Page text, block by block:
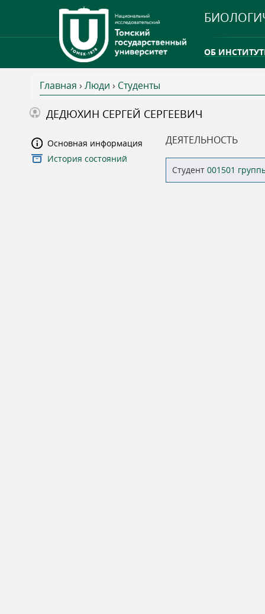
ОБ
В
ы
з
Главная › Люди › Студенты
ДЕДЮХИН СЕРГЕЙ СЕРГЕЕВИЧ
Основная информация
История состояний
ДЕЯТЕЛЬНОСТЬ
Студент 001501